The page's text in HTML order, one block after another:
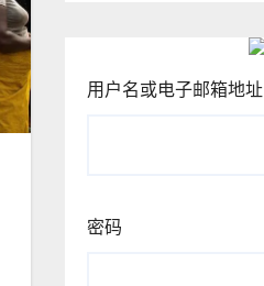
用户名或电子邮箱地址
密码